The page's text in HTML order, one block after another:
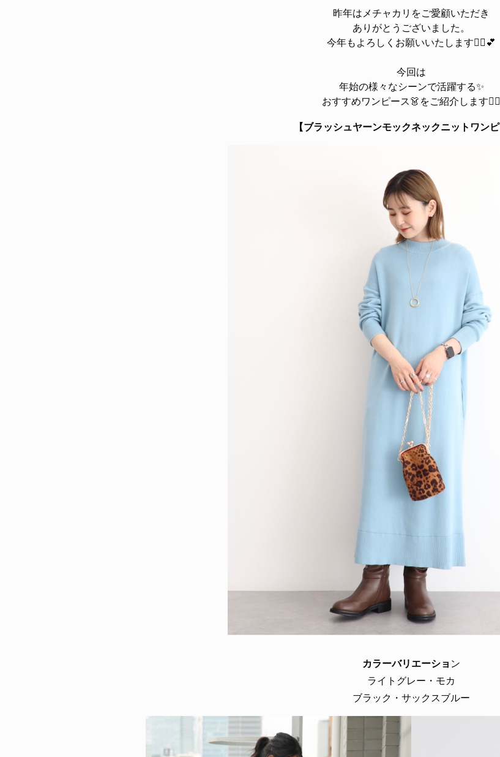
昨年はメチャカリをご愛顧いただき
ありがとうございました。
今年もよろしくお願いいたします🙇‍♀️💕
今回は
年始の様々なシーンで活躍する✨
おすすめワンピース👗をご紹介します💁‍♀️
【ブラッシュヤーンモックネックニットワン
カラーバリエーショ ン
ライトグレー・モカ
ブラック・サックスブルー